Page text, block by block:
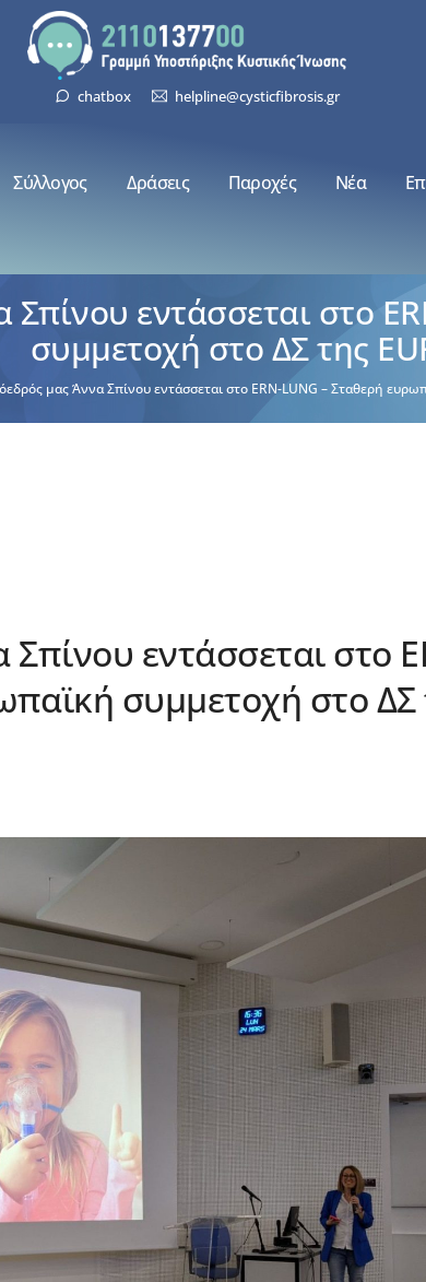
chatbox helpline@cysticfibrosis.gr
Σύλλογος Δράσεις Παροχές Νέα
εντάσσεται στο
συμμετοχή στο ΔΣ της
μας Άννα Σπίνου εντάσσεται στο ERN-LUNG – Σταθερή
εντάσσεται στο
συμμετοχή στο ΔΣ